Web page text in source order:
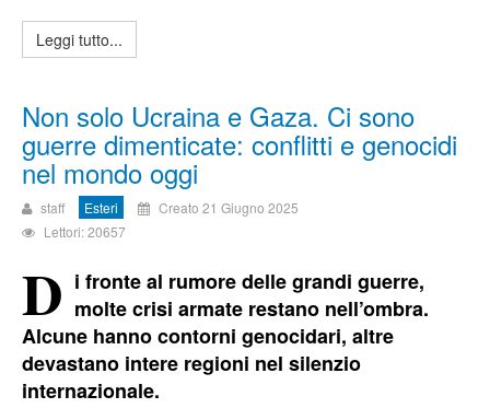
Leggi tutto...
Non solo Ucraina e Gaza. Ci sono
guerre dimenticate: conflitti e genocidi
nel mondo oggi
staff Esteri
Creato 21 Giugno 2025
Lettori: 20657
D i fronte al rumore delle grandi guerre,
molte crisi armate restano nell’ombra.
Alcune hanno contorni genocidari, altre
devastano intere regioni nel silenzio
internazionale.